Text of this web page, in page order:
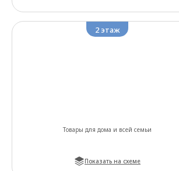
2этаж
Товары для дома и всей семьи
Показать на схеме